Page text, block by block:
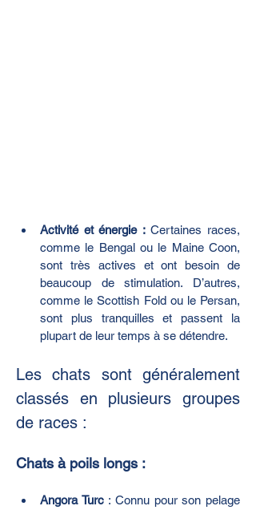
Activité et énergie : Certaines races,
comme le Bengal ou le Maine Coon,
sont très actives et ont besoin de
beaucoup de stimulation. D’autres,
comme le Scottish Fold ou le Persan,
sont plus tranquilles et passent la
plupart de leur temps à se détendre.
Les chats sont généralement
classés en plusieurs groupes
de races :
Chats à poils longs :
Angora Turc : Connu pour son pelage